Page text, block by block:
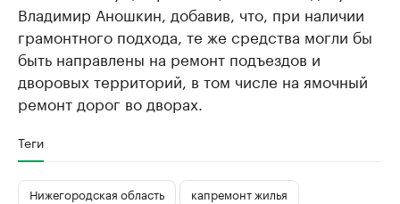
Владимир Аношкин, добавив, что, при наличии
грамонтного подхода, те же средства могли бы
быть направлены на ремонт подъездов и
дворовых территорий, в том числе на ямочный
ремонт дорог во дворах.
Теги
Нижегородская область
капремонт жилья